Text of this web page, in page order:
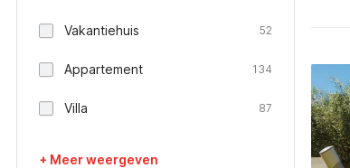
Vakantiehuis 52
Appartement 134
Villa 87
+ Meer weergeven